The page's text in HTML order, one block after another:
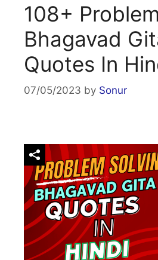
108+
Bhagavad
Quotes In
07/05/2023 by Sonur